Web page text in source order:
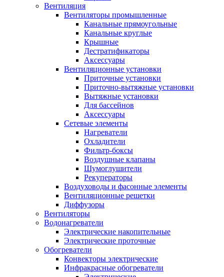
Вентиляция
Вентиляторы промышленные
Канальные прямоугольные
Канальные круглые
Крышные
Дестратификаторы
Аксессуары
Вентиляционные установки
Приточные установки
Приточно-вытяжные установки
Вытяжные установки
Для бассейнов
Аксессуары
Сетевые элементы
Нагреватели
Охладители
Фильтр-боксы
Воздушные клапаны
Шумоглушители
Рекуператоры
Воздуховоды и фасонные элементы
Вентиляционные решетки
Диффузоры
Вентиляторы
Водонагреватели
Электрические накопительные
Электрические проточные
Обогреватели
Конвекторы электрические
Инфракрасные обогреватели